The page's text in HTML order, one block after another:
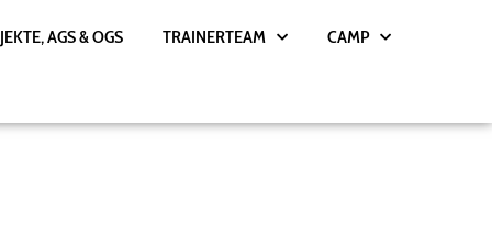
AGS & OGS TRAINERTEAM CAMP